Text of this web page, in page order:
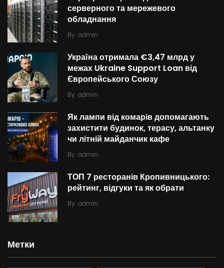
серверного та мережевого
обладнання
By admin
Україна отримала €3,47 млрд у
межах Ukraine Support Loan від
Європейського Союзу
By admin
Як лампи від комарів допомагають
захистити будинок, терасу, альтанку
чи літній майданчик кафе
By admin
ТОП 7 ресторанів Кропивницького:
рейтинг, відгуки та як обрати
By admin
Метки